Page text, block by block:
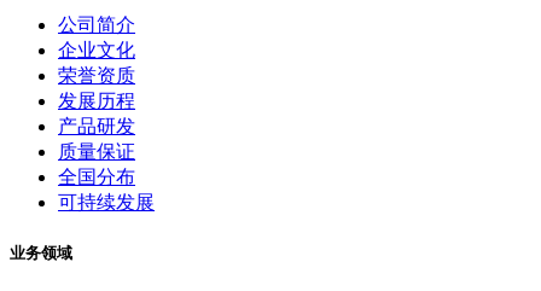
公司简介
企业文化
荣誉资质
发展历程
产品研发
质量保证
全国分布
可持续发展
业务领域